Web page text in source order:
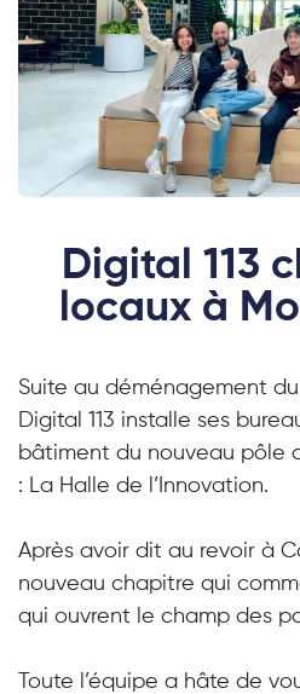
Digital 113
locaux à
Suite au déménagement
Digital 113 installe ses
bâtiment du nouveau pôle
: La Halle de l’Innovation.
Après avoir dit au revoir à
nouveau chapitre qui
qui ouvrent le champ des
Toute l’équipe a hâte de